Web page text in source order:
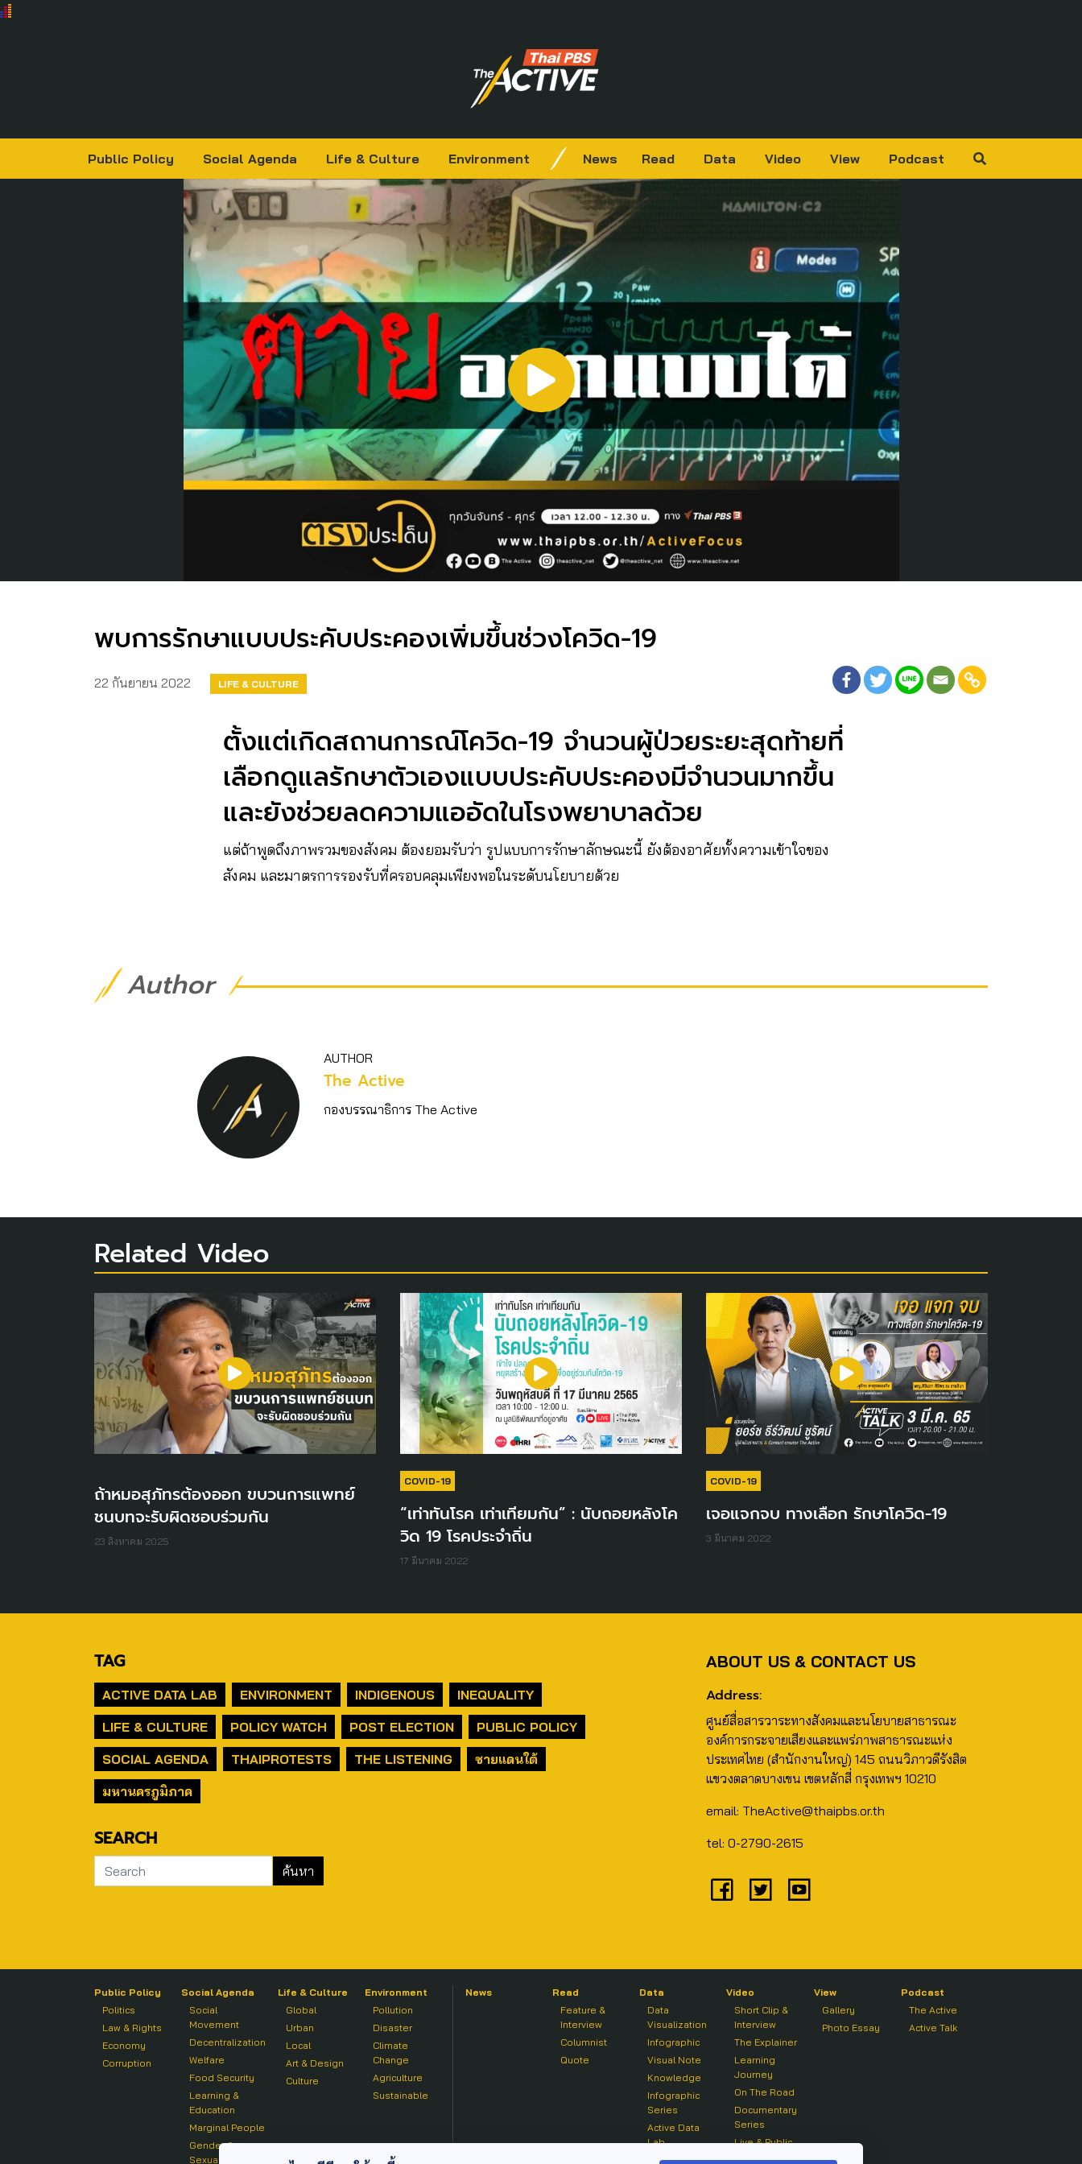
Public Policy Social Agenda Life & Culture Environment News Read Data Video View Podcast
พบการรักษาแบบประคับประคองเพิ่มขึ้นช่วงโควิด-19
22 กันยายน 2022 LIFE & CULTURE
ตั้งแต่เกิดสถานการณ์โควิด-19 จำนวนผู้ป่วยระยะสุดท้ายที่
เลือกดูแลรักษาตัวเองแบบประคับประคองมีจำนวนมากขึ้น
และยังช่วยลดความแออัดในโรงพยาบาลด้วย
แต่ถ้าพูดถึงภาพรวมของสังคม ต้องยอมรับว่า รูปแบบการรักษาลักษณะนี้ ยังต้องอาศัยทั้งความเข้าใจของ
สังคม และมาตรการรองรับที่ครอบคลุมเพียงพอในระดับนโยบายด้วย
Author
AUTHOR
The Active
กองบรรณาธิการ The Active
Related Video
ถ้าหมอสุภัทรต้องออก ขบวนการแพทย์
ชนบทจะรับผิดชอบร่วมกัน
23 สิงหาคม 2025
COVID-19
“เท่าทันโรค เท่าเทียมกัน” : นับถอยหลังโค
วิด 19 โรคประจำถิ่น
17 มีนาคม 2022
COVID-19
เจอแจกจบ ทางเลือก รักษาโควิด-19
3 มีนาคม 2022
TAG
ACTIVE DATA LAB ENVIRONMENT INDIGENOUS
INEQUALITY
LIFE & CULTURE
POLICY WATCH POST ELECTION
PUBLIC POLICY
SOCIAL AGENDA
THAIPROTESTS THE LISTENING
ชายแดนใต้
มหานครภูมิภาค
SEARCH
ABOUT US & CONTACT US
Address:
ศูนย์สื่อสารวาระทางสังคมและนโยบายสาธารณะ
องค์การกระจายเสียงและแพร่ภาพสาธารณะแห่ง
ประเทศไทย (สำนักงานใหญ่) 145 ถนนวิภาวดีรังสิต
แขวงตลาดบางเขน เขตหลักสี่ กรุงเทพฯ 10210
email: TheActive@thaipbs.or.th
tel: 0-2790-2615
Public Policy
Politics
Law & Rights
Economy
Corruption
Social Agenda
Social
Movement
Decentralization
Welfare
Food Security
Learning &
Education
Marginal People
Gender &
Sexuality
Life & Culture
Global
Urban
Local
Art & Design
Culture
Environment
Pollution
Disaster
Climate
Change
Agriculture
Sustainable
News
Read
Feature &
Interview
Columnist
Quote
Data
Data
Visualization
Infographic
Visual Note
Knowledge
Infographic
Series
Active Data
Lab
Video
Short Clip &
Interview
The Explainer
Learning
Journey
On The Road
Documentary
Series
Live & Public
View
Gallery
Photo Essay
Podcast
The Active
Active Talk